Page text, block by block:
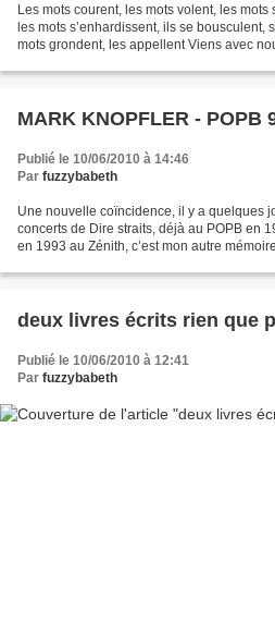
Les mots courent, les mots volent, les mots
les mots s’enhardissent, ils se bousculent,
mots grondent, les appellent Viens avec
MARK KNOPFLER - POPB
Publié le 10/06/2010 à 14:46
Par fuzzybabeth
Une nouvelle coïncidence, il y a quelques
concerts de Dire straits, déjà au POPB en
en 1993 au Zénith, c’est mon autre
deux livres écrits rien que
Publié le 10/06/2010 à 12:41
Par fuzzybabeth